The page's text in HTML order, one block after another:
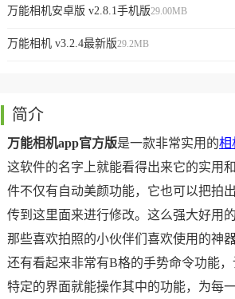
万能相机安卓版 v2.8.1手机版29.00MB
万能相机 v3.2.4最新版29.2MB
简介
万能相机app官方版是一款非常实用的相
这软件的名字上就能看得出来它的实用
件不仅有自动美颜功能，它也可以把拍
传到这里面来进行修改。这么强大好用
那些喜欢拍照的小伙伴们喜欢使用的神
还有看起来非常有B格的手势命令功能
特定的界面就能操作其中的功能，为每